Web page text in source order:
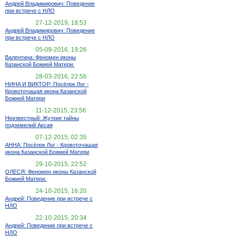
Андрей Владимирович: Поведение
при встрече с НЛО
27-12-2019, 18:53
Андрей Владимирович: Поведение
при встрече с НЛО
05-09-2016, 19:26
Валентина: Феномен иконы
Казанской Божией Матери.
28-03-2016, 22:56
НИНА И ВИКТОР: Посёлок Лог -
Кровоточащая икона Казанской
Божией Матери
11-12-2015, 23:56
Неизвестный: Жуткие тайны
подземелий Аксая
07-12-2015, 02:35
АННА: Посёлок Лог - Кровоточащая
икона Казанской Божией Матери
29-10-2015, 22:52
ОЛЕСЯ: Феномен иконы Казанской
Божией Матери.
24-10-2015, 16:20
Андрей: Поведение при встрече с
НЛО
22-10-2015, 20:34
Андрей: Поведение при встрече с
НЛО